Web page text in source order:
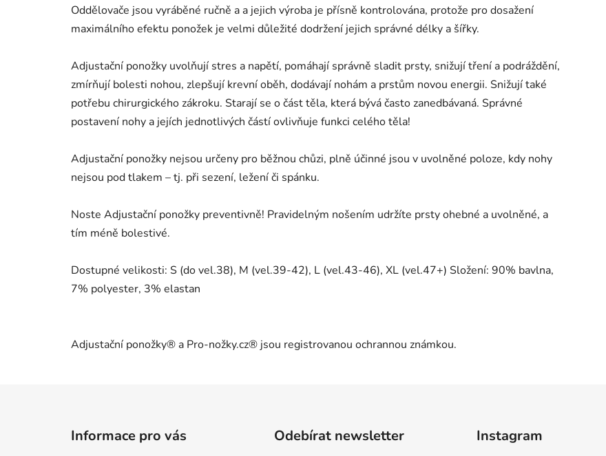
Oddělovače jsou vyráběné ručně a a jejich výroba je přísně kontrolována, protože pro dosažení
maximálního efektu ponožek je velmi důležité dodržení jejich správné délky a šířky.
Adjustační ponožky uvolňují stres a napětí, pomáhají správně sladit prsty, snižují tření a podráždění,
zmírňují bolesti nohou, zlepšují krevní oběh, dodávají nohám a prstům novou energii. Snižují také
potřebu chirurgického zákroku. Starají se o část těla, která bývá často zanedbávaná. Správné
postavení nohy a jejích jednotlivých částí ovlivňuje funkci celého těla!
Adjustační ponožky nejsou určeny pro běžnou chůzi, plně účinné jsou v uvolněné poloze, kdy nohy
nejsou pod tlakem – tj. při sezení, ležení či spánku.
Noste Adjustační ponožky preventivně! Pravidelným nošením udržíte prsty ohebné a uvolněné, a
tím méně bolestivé.
Dostupné velikosti: S (do vel.38), M (vel.39-42), L (vel.43-46), XL (vel.47+) Složení: 90% bavlna,
7% polyester, 3% elastan
Adjustační ponožky® a Pro-nožky.cz® jsou registrovanou ochrannou známkou.
Informace pro vás Odebírat newsletter Instagram